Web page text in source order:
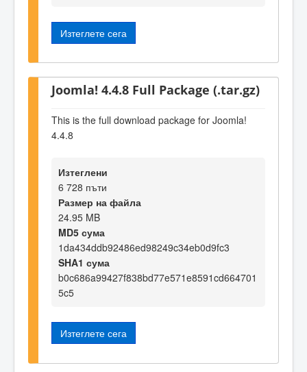
Изтеглете сега
Joomla! 4.4.8 Full Package (.tar.gz)
This is the full download package for Joomla!
4.4.8
Изтеглени
6 728 пъти
Размер на файла
24.95 MB
MD5 сума
1da434ddb92486ed98249c34eb0d9fc3
SHA1 сума
b0c686a99427f838bd77e571e8591cd664701
5c5
Изтеглете сега